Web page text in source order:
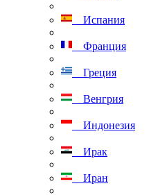
Испания
Франция
Греция
Венгрия
Индонезия
Ирак
Иран